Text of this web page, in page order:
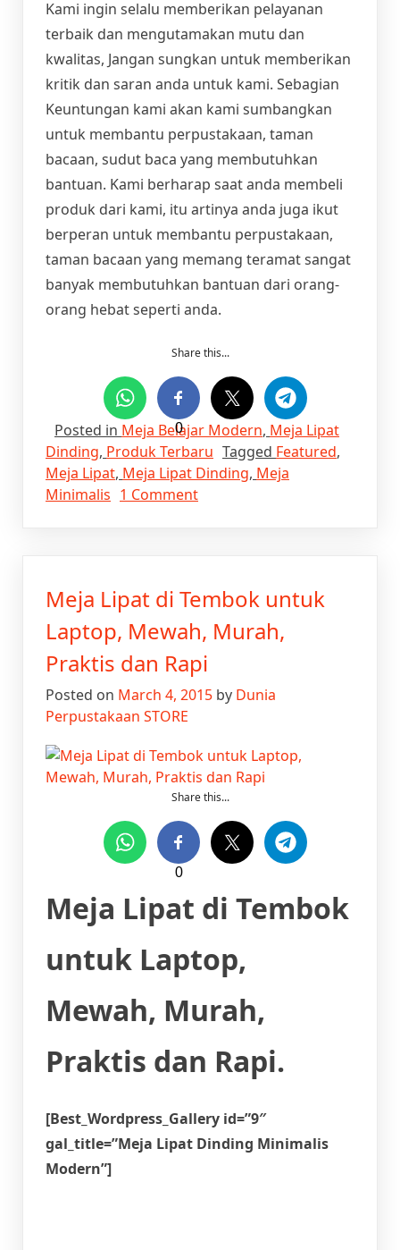
Kami ingin selalu memberikan pelayanan
terbaik dan mengutamakan mutu dan
kwalitas, Jangan sungkan untuk memberikan
kritik dan saran anda untuk kami. Sebagian
Keuntungan kami akan kami sumbangkan
untuk membantu perpustakaan, taman
bacaan, sudut baca yang membutuhkan
bantuan. Kami berharap saat anda membeli
produk dari kami, itu artinya anda juga ikut
berperan untuk membantu perpustakaan,
taman bacaan yang memang teramat sangat
banyak membutuhkan bantuan dari orang-
orang hebat seperti anda.
Share this...
0
Posted in Meja Belajar Modern, Meja Lipat
Dinding, Produk Terbaru Tagged Featured,
Meja Lipat, Meja Lipat Dinding, Meja
Minimalis 1 Commenton
Elegant,
dan
Bisa
Simpan
Laptop
Meja Lipat di Tembok untuk
Laptop, Mewah, Murah,
Praktis dan Rapi
Posted on March 4, 2015 by Dunia
Perpustakaan STORE
Share this...
0
Meja Lipat di Tembok
untuk Laptop,
Mewah, Murah,
Praktis dan Rapi.
[Best_Wordpress_Gallery id=”9″
gal_title=”Meja Lipat Dinding Minimalis
Modern”]